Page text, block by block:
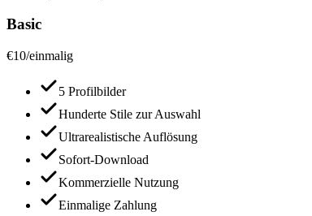
Basic
€10/einmalig
5 Profilbilder
Hunderte Stile zur Auswahl
Ultrarealistische Auflösung
Sofort-Download
Kommerzielle Nutzung
Einmalige Zahlung